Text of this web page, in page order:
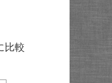
比較